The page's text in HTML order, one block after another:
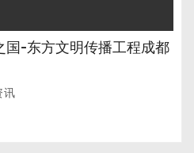
-东方文明传播工程成都
讯